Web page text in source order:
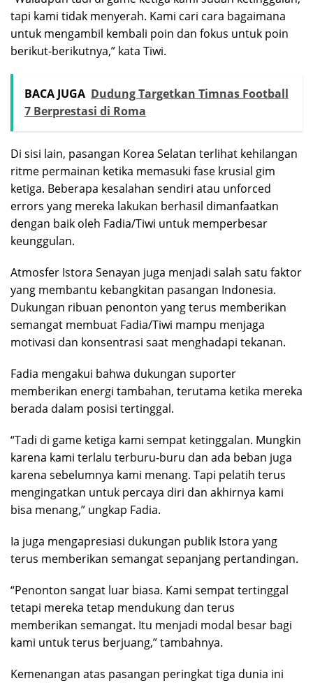
tapi kami tidak menyerah. Kami cari cara bagaimana
untuk mengambil kembali poin dan fokus untuk poin
berikut-berikutnya,” kata Tiwi.
BACA JUGA Dudung Targetkan Timnas Football
7 Berprestasi di Roma
Di sisi lain, pasangan Korea Selatan terlihat kehilangan
ritme permainan ketika memasuki fase krusial gim
ketiga. Beberapa kesalahan sendiri atau unforced
errors yang mereka lakukan berhasil dimanfaatkan
dengan baik oleh Fadia/Tiwi untuk memperbesar
keunggulan.
Atmosfer Istora Senayan juga menjadi salah satu faktor
yang membantu kebangkitan pasangan Indonesia.
Dukungan ribuan penonton yang terus memberikan
semangat membuat Fadia/Tiwi mampu menjaga
motivasi dan konsentrasi saat menghadapi tekanan.
Fadia mengakui bahwa dukungan suporter
memberikan energi tambahan, terutama ketika mereka
berada dalam posisi tertinggal.
“Tadi di game ketiga kami sempat ketinggalan. Mungkin
karena kami terlalu terburu-buru dan ada beban juga
karena sebelumnya kami menang. Tapi pelatih terus
mengingatkan untuk percaya diri dan akhirnya kami
bisa menang,” ungkap Fadia.
Ia juga mengapresiasi dukungan publik Istora yang
terus memberikan semangat sepanjang pertandingan.
“Penonton sangat luar biasa. Kami sempat tertinggal
tetapi mereka tetap mendukung dan terus
memberikan semangat. Itu menjadi modal besar bagi
kami untuk terus berjuang,” tambahnya.
Kemenangan atas pasangan peringkat tiga dunia ini